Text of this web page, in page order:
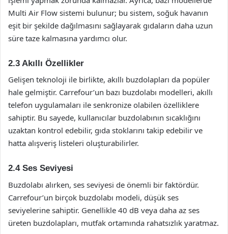
Multi Air Flow sistemi bulunur; bu sistem, soğuk havanın
eşit bir şekilde dağılmasını sağlayarak gıdaların daha uzun
süre taze kalmasına yardımcı olur.
2.3 Akıllı Özellikler
Gelişen teknoloji ile birlikte, akıllı buzdolapları da popüler
hale gelmiştir. Carrefour’un bazı buzdolabı modelleri, akıllı
telefon uygulamaları ile senkronize olabilen özelliklere
sahiptir. Bu sayede, kullanıcılar buzdolabının sıcaklığını
uzaktan kontrol edebilir, gıda stoklarını takip edebilir ve
hatta alışveriş listeleri oluşturabilirler.
2.4 Ses Seviyesi
Buzdolabı alırken, ses seviyesi de önemli bir faktördür.
Carrefour’un birçok buzdolabı modeli, düşük ses
seviyelerine sahiptir. Genellikle 40 dB veya daha az ses
üreten buzdolapları, mutfak ortamında rahatsızlık yaratmaz.